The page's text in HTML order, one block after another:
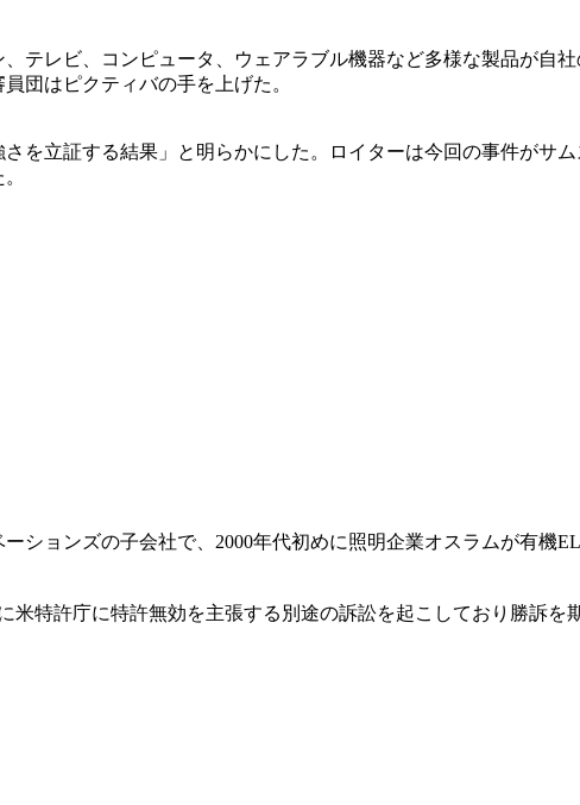
テレビ、コンピュータ、ウェアラブル機器など多様な製品が自
団はピクティバの手を上げた。
を立証する結果」と明らかにした。ロイターは今回の事件がサ
ションズの子会社で、2000年代初めに照明企業オスラムが有機
特許庁に特許無効を主張する別途の訴訟を起こしており勝訴を